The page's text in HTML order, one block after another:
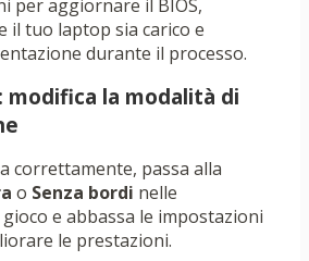
per aggiornare il BIOS,
il tuo laptop sia carico e
durante il processo.
modifica la modalità di
correttamente, passa alla
o Senza bordi nelle
e abbassa le impostazioni
le prestazioni.